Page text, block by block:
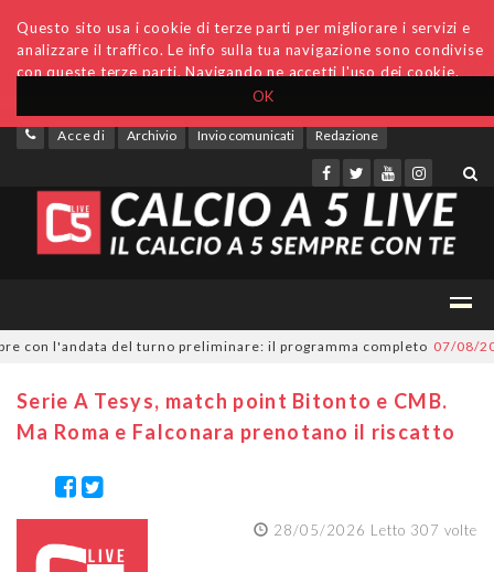
OK
Questo sito usa i cookie di terze parti per migliorare i servizi e
analizzare il traffico. Le info sulla tua navigazione sono condivise
con queste terze parti. Navigando ne accetti l'uso dei cookie.
Accedi Archivio Invio comunicati Redazione
l'andata del turno preliminare: il programma completo 07/08/2026
Serie A Tesys, match point Bitonto e CMB.
Ma Roma e Falconara prenotano il riscatto
28/05/2026 Letto 307 volte